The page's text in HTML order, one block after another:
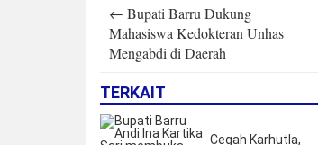
navigation
← Bupati Barru Dukung
Mahasiswa Kedokteran Unhas
Mengabdi di Daerah
TERKAIT
Cegah Karhutla,